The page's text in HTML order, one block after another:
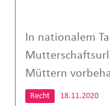
In nationalem
Müttern
Recht 18.11.2020